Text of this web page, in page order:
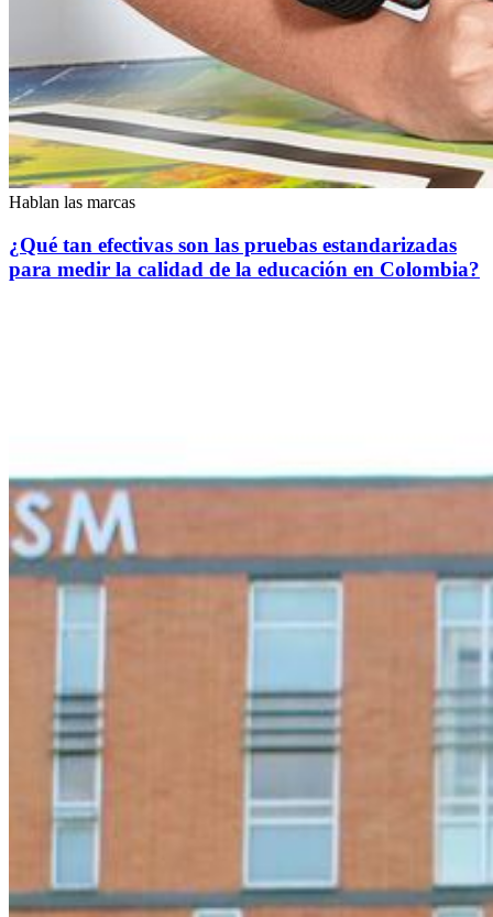
Hablan las marcas
¿Qué tan efectivas son las pruebas estandarizadas
para medir la calidad de la educación en Colombia?